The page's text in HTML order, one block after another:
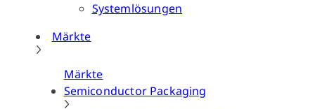
Systemlösungen
Märkte
Märkte
Semiconductor Packaging